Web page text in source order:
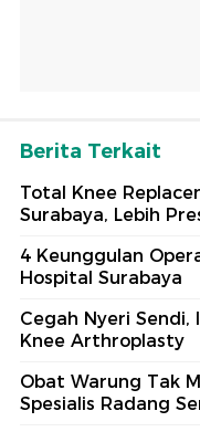
Berita Terkait
Total Knee
Surabaya, Lebih
4 Keunggulan
Hospital Surabaya
Cegah Nyeri Sendi,
Knee Arthroplasty
Obat Warung Tak
Spesialis Radang